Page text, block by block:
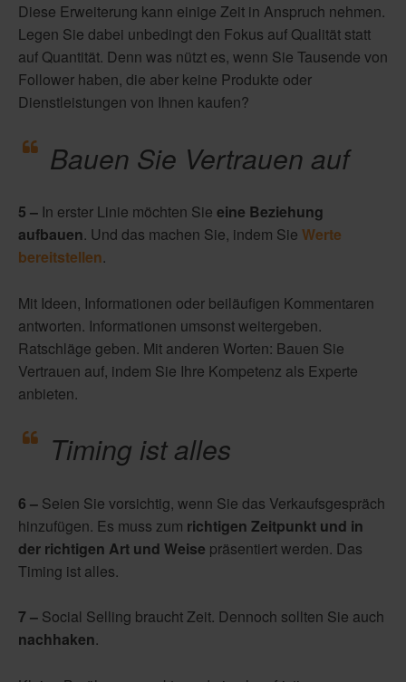
Diese Erweiterung kann einige Zeit in Anspruch nehmen.
Legen Sie dabei unbedingt den Fokus auf Qualität statt
auf Quantität. Denn was nützt es, wenn Sie Tausende von
Follower haben, die aber keine Produkte oder
Dienstleistungen von Ihnen kaufen?
Bauen Sie Vertrauen auf
5 – In erster Linie möchten Sie eine Beziehung
aufbauen. Und das machen Sie, indem Sie Werte
bereitstellen.
Mit Ideen, Informationen oder beiläufigen Kommentaren
antworten. Informationen umsonst weitergeben.
Ratschläge geben. Mit anderen Worten: Bauen Sie
Vertrauen auf, indem Sie Ihre Kompetenz als Experte
anbieten.
Timing ist alles
6 – Seien Sie vorsichtig, wenn Sie das Verkaufsgespräch
hinzufügen. Es muss zum richtigen Zeitpunkt und in
der richtigen Art und Weise präsentiert werden. Das
Timing ist alles.
7 – Social Selling braucht Zeit. Dennoch sollten Sie auch
nachhaken.